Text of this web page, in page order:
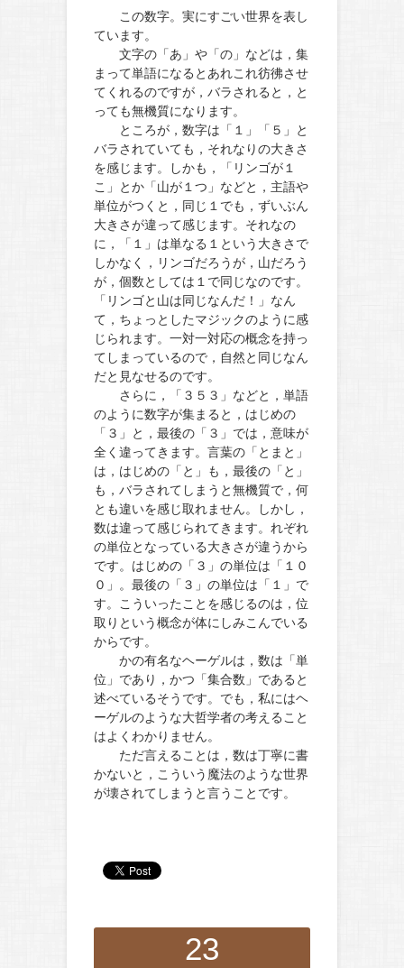
この数字。実にすごい世界を表し
ています。
文字の「あ」や「の」などは，集
まって単語になるとあれこれ彷彿させ
てくれるのですが，バラされると，と
っても無機質になります。
ところが，数字は「１」「５」と
バラされていても，それなりの大きさ
を感じます。しかも，「リンゴが１
こ」とか「山が１つ」などと，主語や
単位がつくと，同じ１でも，ずいぶん
大きさが違って感じます。それなの
に，「１」は単なる１という大きさで
しかなく，リンゴだろうが，山だろう
が，個数としては１で同じなのです。
「リンゴと山は同じなんだ！」なん
て，ちょっとしたマジックのように感
じられます。一対一対応の概念を持っ
てしまっているので，自然と同じなん
だと見なせるのです。
さらに，「３５３」などと，単語
のように数字が集まると，はじめの
「３」と，最後の「３」では，意味が
全く違ってきます。言葉の「とまと」
は，はじめの「と」も，最後の「と」
も，バラされてしまうと無機質で，何
とも違いを感じ取れません。しかし，
数は違って感じられてきます。れぞれ
の単位となっている大きさが違うから
です。はじめの「３」の単位は「１０
０」。最後の「３」の単位は「１」で
す。こういったことを感じるのは，位
取りという概念が体にしみこんでいる
からです。
かの有名なヘーゲルは，数は「単
位」であり，かつ「集合数」であると
述べているそうです。でも，私にはヘ
ーゲルのような大哲学者の考えること
はよくわかりません。
ただ言えることは，数は丁寧に書
かないと，こういう魔法のような世界
が壊されてしまうと言うことです。
23